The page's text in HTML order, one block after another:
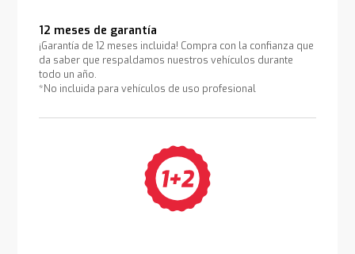
12 meses de garantía
¡Garantía de 12 meses incluida! Compra con la confianza que
da saber que respaldamos nuestros vehículos durante
todo un año.
*No incluida para vehículos de uso profesional